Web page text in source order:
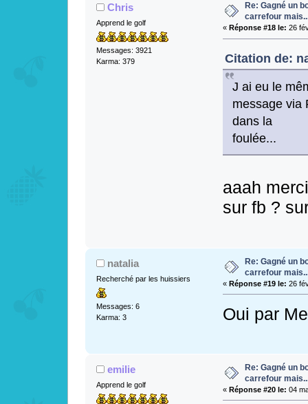
Chris
Apprend le golf
Messages: 3921
Karma: 379
Re: Gagné un
carrefour
« Réponse #18 le: 26
Citation de:
J ai eu le
message via
dans la
foulée...
aaah
sur fb ?
natalia
Recherché par les huissiers
Messages: 6
Karma: 3
Re: Gagné un
carrefour
« Réponse #19 le: 26
Oui par
emilie
Apprend le golf
Re: Gagné un
carrefour
« Réponse #20 le: 04